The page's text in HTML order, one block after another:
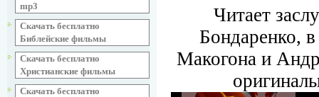
mp3
Скачать бесплатно
Библейские фильмы
Скачать бесплатно
Христианские фильмы
Скачать бесплатно
Читает
Бондаренко,
Макогона и